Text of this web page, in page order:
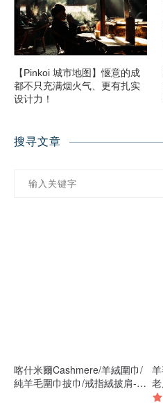
【Pinkoi 城市地图】惬意的成
都不只充满烟火气、更有扎实
设计力！
搜寻文章